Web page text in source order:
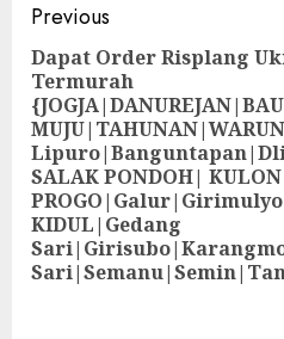
Previous
Dapat Order Risplang
Termurah
SALAK PONDOH| KULON
KIDUL|Gedang